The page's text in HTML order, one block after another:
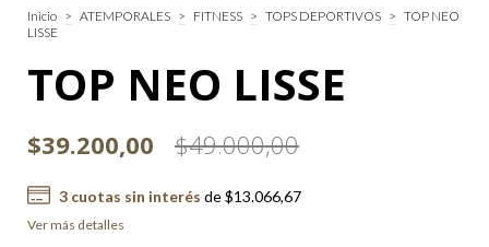
Inicio > ATEMPORALES > FITNESS > TOPS DEPORTIVOS > TOP NEO
LISSE
TOP NEO LISSE
$39.200,00 $49.000,00
3cuotas sin interés de$13.066,67
Ver más detalles